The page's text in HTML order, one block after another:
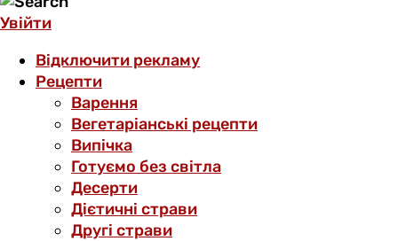
Увійти
Відключити рекламу
Рецепти
Варення
Вегетаріанські рецепти
Випічка
Готуємо без світла
Десерти
Дієтичні страви
Другі страви